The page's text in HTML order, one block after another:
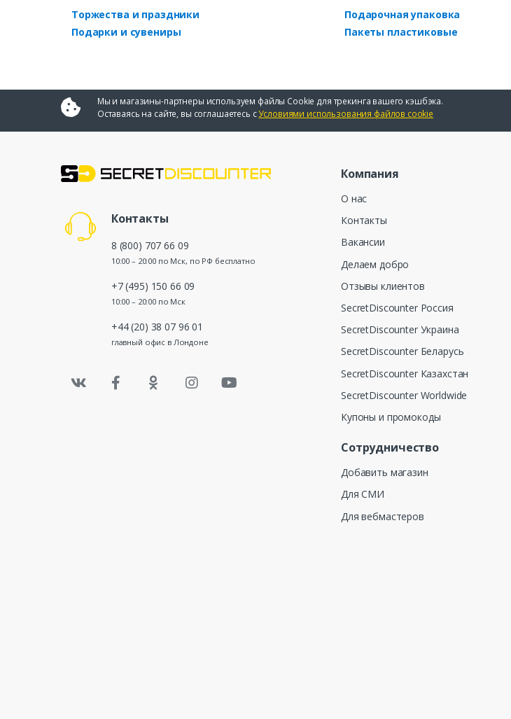
Торжества и праздники
Подарки и сувениры
Подарочная упаковка
Пакеты пластиковые
Мы и магазины-партнеры используем файлы Cookie для трекинга вашего кэшбэка.
Оставаясь на сайте, вы соглашаетесь сУсловиями использования файлов cookie
Контакты
8 (800) 707 66 09
10:00 – 20:00 по Мск, по РФ бесплатно
+7 (495) 150 66 09
10:00 – 20:00 по Мск
+44 (20) 38 07 96 01
главный офис в Лондоне
Компания
О нас
Контакты
Вакансии
Делаем добро
Отзывы клиентов
SecretDiscounter Россия
SecretDiscounter Украина
SecretDiscounter Беларусь
SecretDiscounter Казахстан
SecretDiscounter Worldwide
Купоны и промокоды
Сотрудничество
Добавить магазин
Для СМИ
Для вебмастеров